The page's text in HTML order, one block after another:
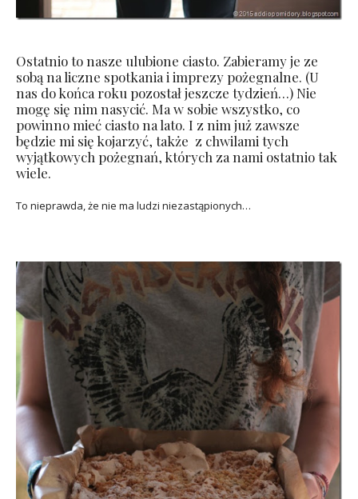
Ostatnio to nasze ulubione ciasto. Zabieramy je ze
sobą na liczne spotkania i imprezy pożegnalne. (U
nas do końca roku pozostał jeszcze tydzień…) Nie
mogę się nim nasycić. Ma w sobie wszystko, co
powinno mieć ciasto na lato. I z nim już zawsze
będzie mi się kojarzyć, także z chwilami tych
wyjątkowych pożegnań, których za nami ostatnio tak
wiele.
To nieprawda, że nie ma ludzi niezastąpionych…